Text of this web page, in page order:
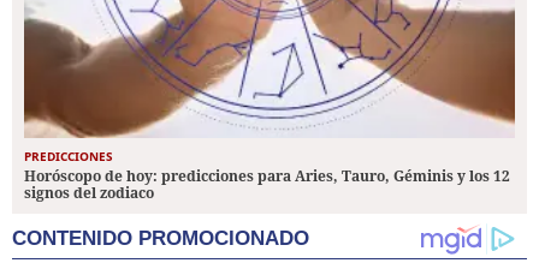
PREDICCIONES
Horóscopo de hoy: predicciones para Aries, Tauro, Géminis y los 12
signos del zodiaco
CONTENIDO PROMOCIONADO